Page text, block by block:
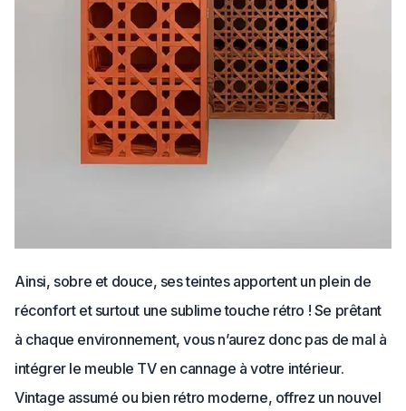
Ainsi, sobre et douce, ses teintes apportent un plein de
réconfort et surtout une sublime touche rétro ! Se prêtant
à chaque environnement, vous n’aurez donc pas de mal à
intégrer le meuble TV en cannage à votre intérieur.
Vintage assumé ou bien rétro moderne, offrez un nouvel